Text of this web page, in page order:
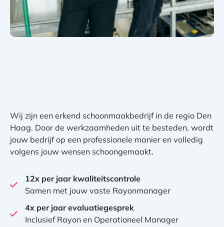
Wij zijn een erkend schoonmaakbedrijf in de regio Den
Haag. Door de werkzaamheden uit te besteden, wordt
jouw bedrijf op een professionele manier en volledig
volgens jouw wensen schoongemaakt.
12x per jaar kwaliteitscontrole
Samen met jouw vaste Rayonmanager
4x per jaar evaluatiegesprek
Inclusief Rayon en Operationeel Manager